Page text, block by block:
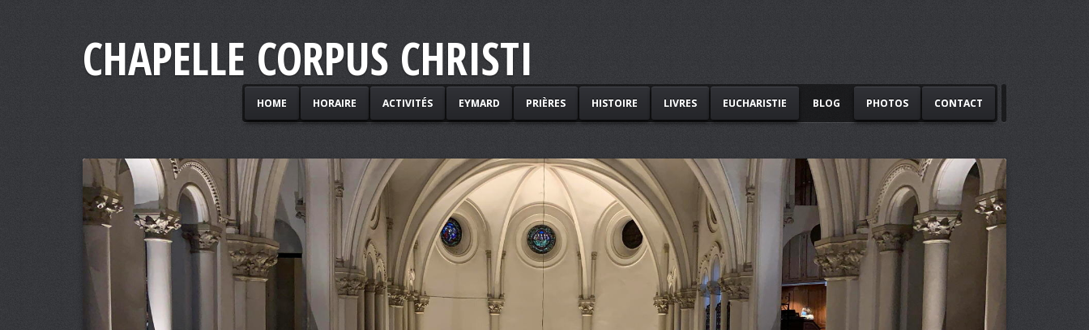
CHAPELLE CORPUS CHRISTI
HOME HORAIRE ACTIVITÉS EYMARD PRIÈRES HISTOIRE LIVRES EUCHARISTIE BLOG PHOTOS CONTACT